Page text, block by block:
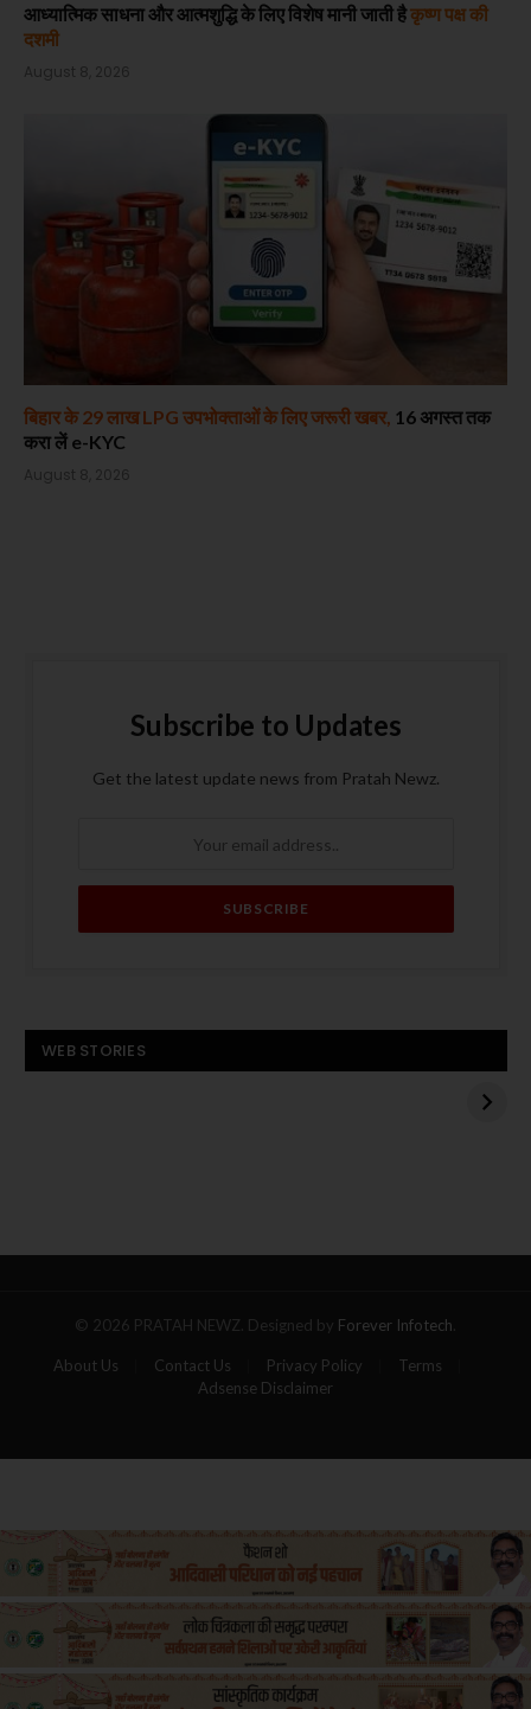
आध्यात्मिक साधना और आत्मशुद्धि के लिए विशेष मानी जाती हैकृष्ण पक्ष की
दशमी
August 8, 2026
बिहार के 29 लाख LPG उपभोक्ताओं के लिए जरूरी खबर, 16 अगस्त तक
करा लें e-KYC
August 8, 2026
Subscribe to Updates
Get the latest update news from Pratah Newz.
WEB STORIES
बस बनी आग का गोला, पांच
यात्रियों की मौत
पहले हमास का अमेरिकी
© 2026 PRATAH NEWZ. Designed by Forever Infotech.
About Us Contact Us Privacy Policy
Terms
Adsense Disclaimer